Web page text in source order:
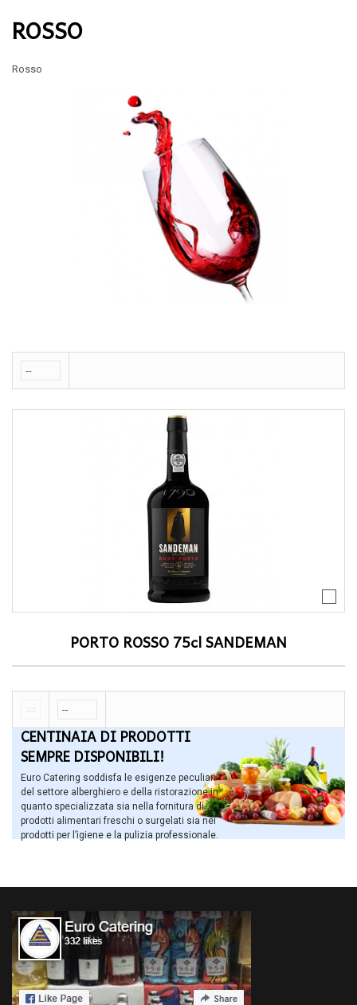
ROSSO
Rosso
PORTO ROSSO 75cl SANDEMAN
CENTINAIA DI PRODOTTI
SEMPRE DISPONIBILI!
Euro Catering soddisfa le esigenze peculiari
del settore alberghiero e della ristorazione in
quanto specializzata sia nella fornitura di
prodotti alimentari freschi o surgelati sia nei
prodotti per l’igiene e la pulizia professionale.